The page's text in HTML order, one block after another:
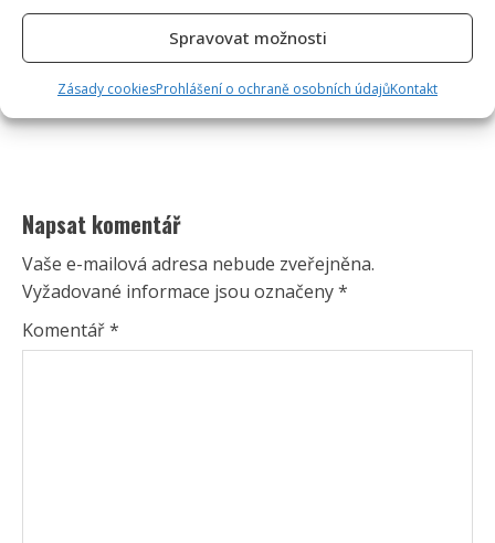
Spravovat možnosti
Zásady cookiesProhlášení o ochraně osobních údajůKontakt
Napsat komentář
Vaše e-mailová adresa nebude zveřejněna.
Vyžadované informace jsou označeny*
Komentář*